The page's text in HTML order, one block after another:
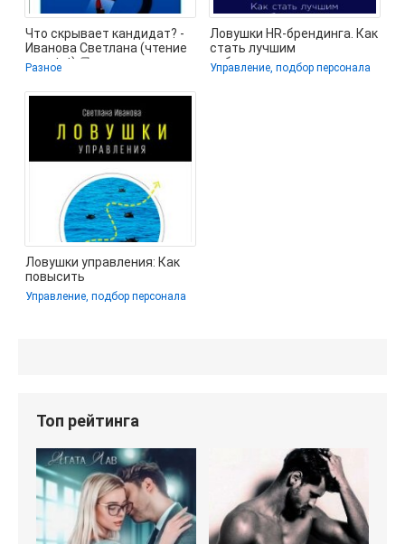
Что скрывает кандидат? -
Иванова Светлана (чтение
книг txt) 📗
Разное
Ловушки HR-брендинга. Как
стать лучшим
работодателем для
сотрудников и
Управление, подбор персонала
Ловушки управления: Как
повысить
результативность
сотрудников - Иванова
Управление, подбор персонала
Топ рейтинга